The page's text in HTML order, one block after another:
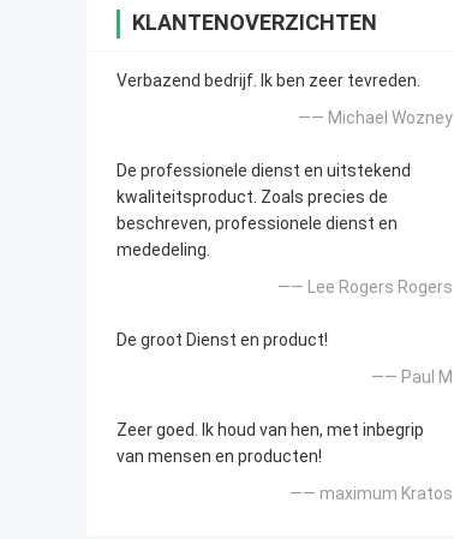
KLANTENOVERZICHTEN
Verbazend bedrijf. Ik ben zeer tevreden.
—— Michael Wozney
De professionele dienst en uitstekend
kwaliteitsproduct. Zoals precies de
beschreven, professionele dienst en
mededeling.
—— Lee Rogers Rogers
De groot Dienst en product!
—— Paul M
Zeer goed. Ik houd van hen, met inbegrip
van mensen en producten!
—— maximum Kratos